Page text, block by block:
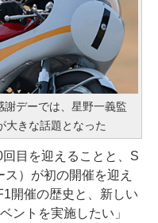
デーでは、星野一義監
大きな話題となった
目を迎えることと、S
）が初の開催を迎え
開催の歴史と、新しい
ントを実施したい」